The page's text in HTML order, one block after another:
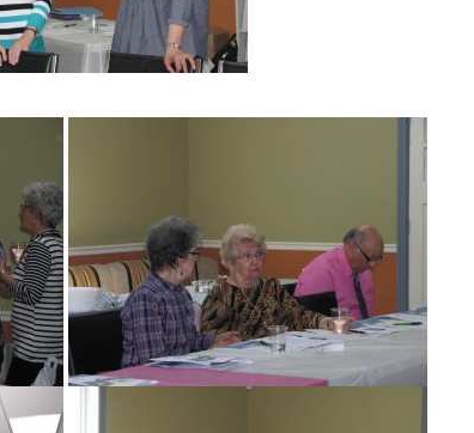
Fabrication de savons
Party de Noël 2016.
Soirée d’astronomie du 5 octobre 2016
Social 9 juin 2016, Témiscaming
Assemblée générale à Amos 2016-05-17
AG 3 mai 2016